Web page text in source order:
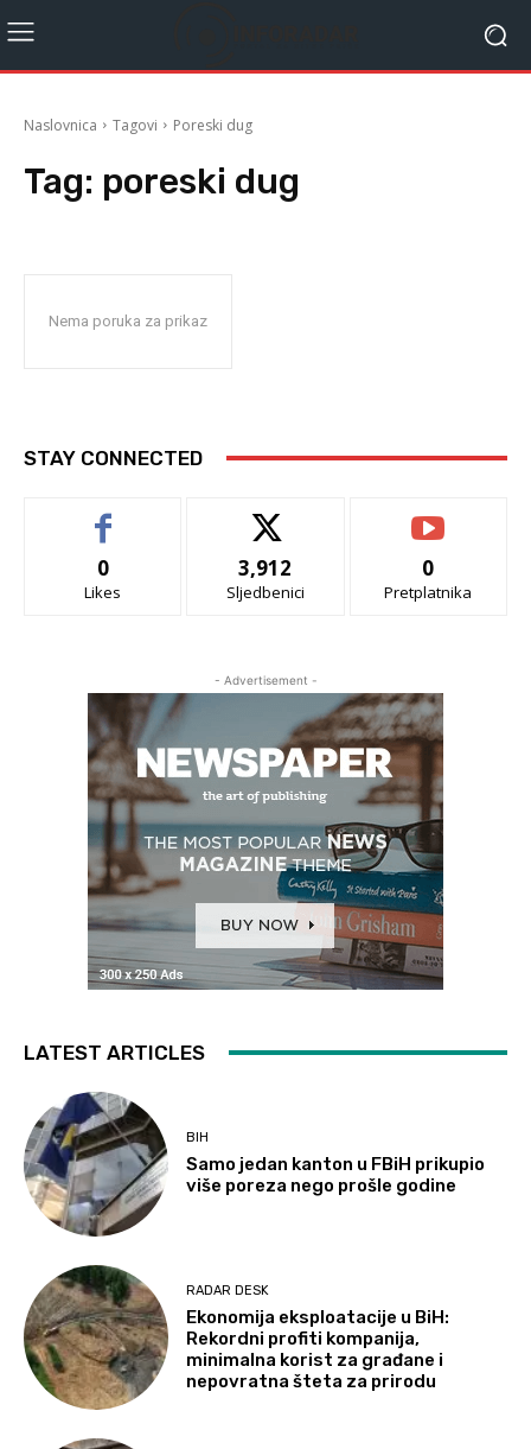
Naslovnica Tagovi Poreski dug
Tag: poreski dug
Nema poruka za prikaz
STAY CONNECTED
0
Likes
3,912
Sljedbenici
0
Pretplatnika
- Advertisement -
LATEST ARTICLES
BIH
Samo jedan kanton u FBiH prikupio
više poreza nego prošle godine
RADAR DESK
Ekonomija eksploatacije u BiH:
Rekordni profiti kompanija,
minimalna korist za građane i
nepovratna šteta za prirodu